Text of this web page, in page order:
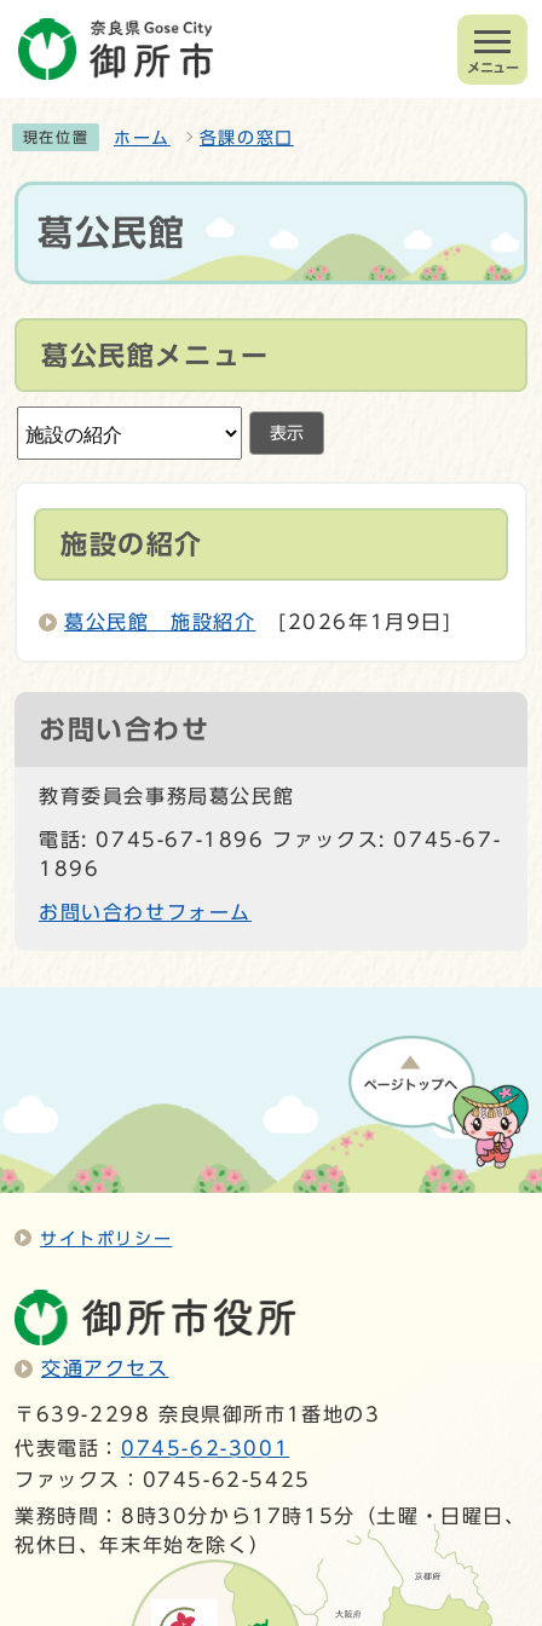
メニュー
現在位置 ホーム 各課の窓口
葛公民館
葛公民館メニュー
表示
施設の紹介
葛公民館 施設紹介 [2026年1月9日]
お問い合わせ
教育委員会事務局葛公民館
電話: 0745-67-1896 ファックス: 0745-67-
1896
お問い合わせフォーム
サイトポリシー
交通アクセス
〒639-2298 奈良県御所市1番地の3
代表電話： 0745-62-3001
ファックス：0745-62-5425
業務時間：8時30分から17時15分（土曜・日曜日、
祝休日、年末年始を除く）